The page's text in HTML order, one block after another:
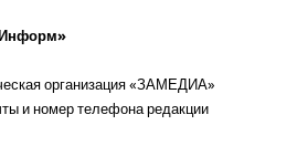
организация «ЗАМЕДИА»
и номер телефона редакции